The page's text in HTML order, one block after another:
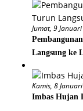
Jumat, 9
Langsung ke
Kamis, 8
Imbas Hujan